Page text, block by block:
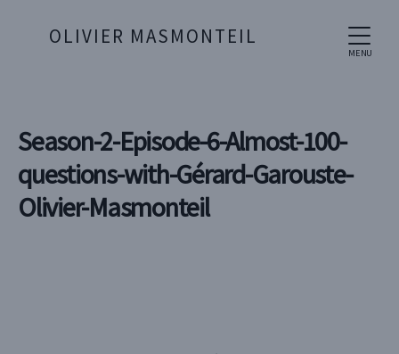
MENU
OLIVIER MASMONTEIL
Season-2-Episode-6-Almost-100-
questions-with-Gérard-Garouste-
Olivier-Masmonteil